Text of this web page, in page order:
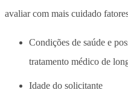
avaliar com mais cuidado
Condições de saúde e
tratamento médico de
Idade do solicitante